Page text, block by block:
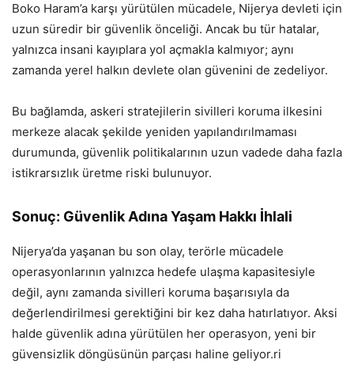
Boko Haram’a karşı yürütülen mücadele, Nijerya devleti için
uzun süredir bir güvenlik önceliği. Ancak bu tür hatalar,
yalnızca insani kayıplara yol açmakla kalmıyor; aynı
zamanda yerel halkın devlete olan güvenini de zedeliyor.
Bu bağlamda, askeri stratejilerin sivilleri koruma ilkesini
merkeze alacak şekilde yeniden yapılandırılmaması
durumunda, güvenlik politikalarının uzun vadede daha fazla
istikrarsızlık üretme riski bulunuyor.
Sonuç: Güvenlik Adına Yaşam Hakkı İhlali
Nijerya’da yaşanan bu son olay, terörle mücadele
operasyonlarının yalnızca hedefe ulaşma kapasitesiyle
değil, aynı zamanda sivilleri koruma başarısıyla da
değerlendirilmesi gerektiğini bir kez daha hatırlatıyor. Aksi
halde güvenlik adına yürütülen her operasyon, yeni bir
güvensizlik döngüsünün parçası haline geliyor.ri